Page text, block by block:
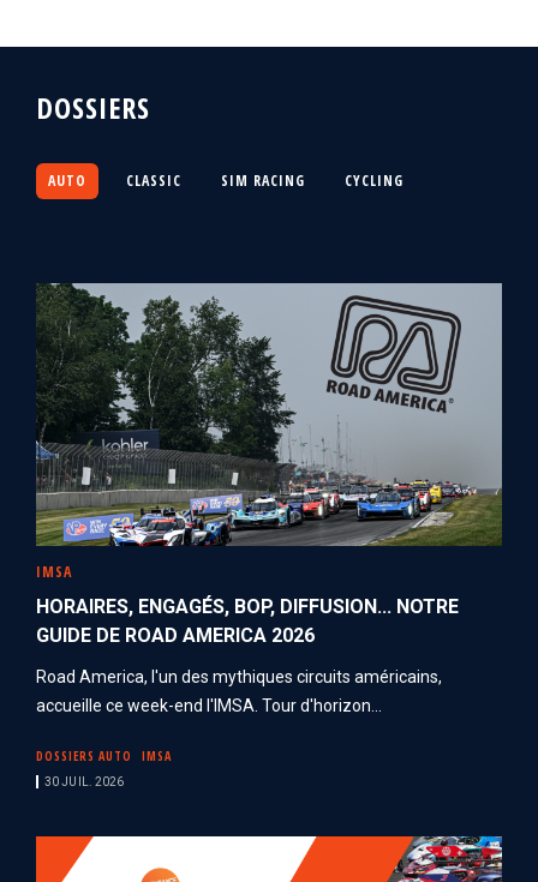
DOSSIERS
AUTO CLASSIC SIM RACING CYCLING
IMSA
HORAIRES, ENGAGÉS, BOP, DIFFUSION... NOTRE
GUIDE DE ROAD AMERICA 2026
Road America, l'un des mythiques circuits américains,
accueille ce week-end l'IMSA. Tour d'horizon...
DOSSIERS AUTO IMSA
30 JUIL. 2026